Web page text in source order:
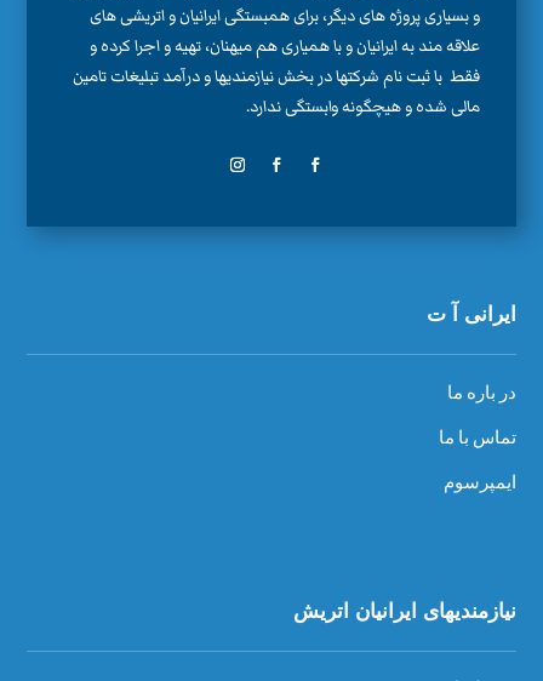
و بسیاری پروژه های دیگر، برای همبستگی ایرانیان و اتریشی های
علاقه مند به ایرانیان و با همیاری هم میهنان، تهیه و اجرا کرده و
فقط با ثبت نام شرکتها در بخش نیازمندیها و درآمد تبلیغات تامین
مالی شده و هیچگونه وابستگی ندارد.
ایرانی آ ت
در باره ما
تماس با ما
ایمپرسوم
نیازمندیهای ایرانیان اتریش